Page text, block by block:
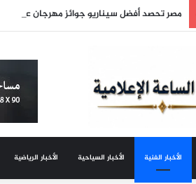
مصر تحصد أفضل سيناريو جوائز مهرجان عمان
الأخبار الفنية الأخبار السياحية الأخبار الرياضية